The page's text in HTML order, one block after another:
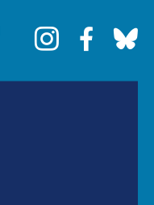
Instagram